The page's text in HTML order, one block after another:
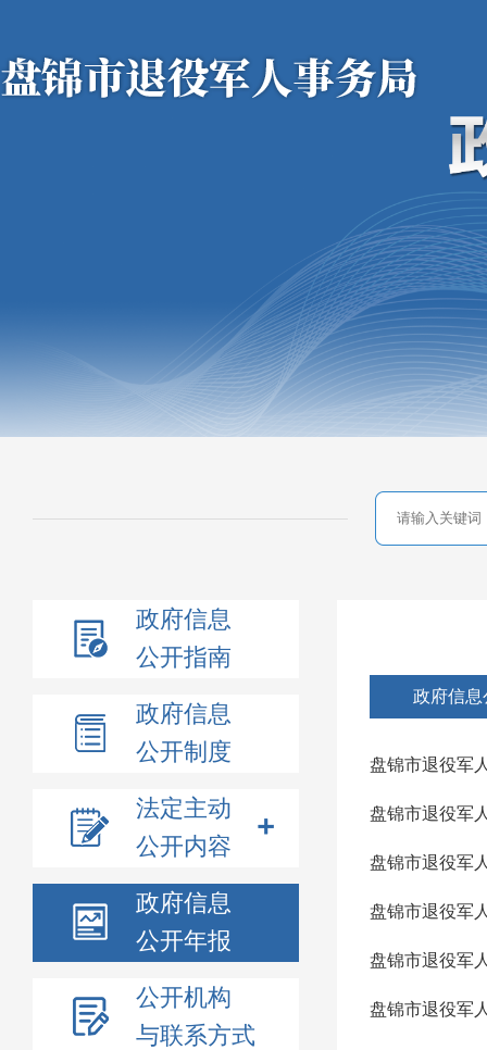
政府信息
公开指南
政府信息
公开制度
法定主动
公开内容
政府信息
公开年报
公开机构
与联系方式
政府信息
盘锦市退役军
盘锦市退役军
盘锦市退役军
盘锦市退役军
盘锦市退役军
盘锦市退役军